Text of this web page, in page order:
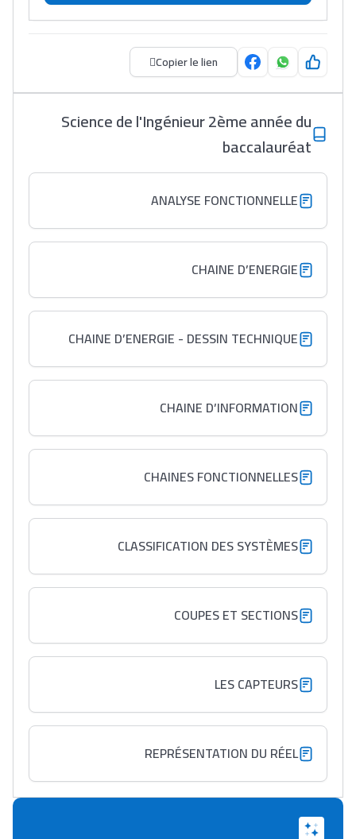
باش تقدر تساعد الناس
يلقاو التوازن من الدّاخل
ومن الخارج، بشرى
أمسكين بنات مسارها
خطوة بخطوة - مترجم
القراية و الخدمة فمجال
تقويم البصر مع المختصّة
مريم الزواكي
مسار عبد العزيز فتيشي،
المبدع فمجال الديكور و
النحت اللي كيحلم يحيي
أكادير أوفلا
سقطت فالباك و سنة
2011 بدّلاتني بزّاف، مسار
إلياس أريدال، إطار
مهنة التّرجمة، العمل
التّطوّعي، التّشبيك و
سامورا
بطلة المغرب فالقفز
كتحكي على تجربتها
فالرّياضة و الدّراسة
Copier le lien
Science de l'Ingénieur 2ème année du
baccalauréat
ANALYSE FONCTIONNELLE
CHAINE D’ENERGIE
CHAINE D’ENERGIE - DESSIN TECHNIQUE
CHAINE D’INFORMATION
CHAINES FONCTIONNELLES
CLASSIFICATION DES SYSTÈMES
COUPES ET SECTIONS
LES CAPTEURS
REPRÉSENTATION DU RÉEL